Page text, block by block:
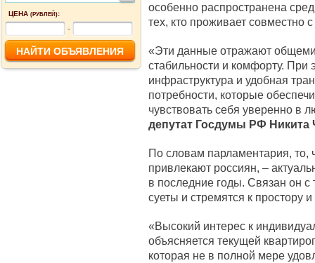
ЦЕНА (РУБЛЕЙ):
-
особенно распространена
тех, кто проживает совместно
«Эти данные отражают
стабильности и комфорту.
инфраструктура и удобная
потребности, которые
чувствовать себя уверенно в
депутат Госдумы РФ Никита
По словам парламентария, то,
привлекают россиян, –
в последние годы. Связан он с
суеты и стремятся к простору
«Высокий интерес к
объясняется текущей
которая не в полной мере